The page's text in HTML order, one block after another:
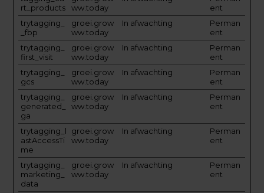
rt_products
ww.today
ent
trytagging_
_fbp
groei.grow
ww.today
In afwachting
Perman
ent
trytagging_
first_visit
groei.grow
ww.today
In afwachting
Perman
ent
trytagging_
gcs
groei.grow
ww.today
In afwachting
Perman
ent
trytagging_
generated_
ga
groei.grow
ww.today
In afwachting
Perman
ent
trytagging_l
astAccessTi
me
groei.grow
ww.today
In afwachting
Perman
ent
trytagging_
marketing_
data
groei.grow
ww.today
In afwachting
Perman
ent